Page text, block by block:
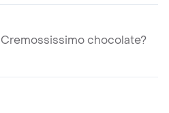
chocolate?